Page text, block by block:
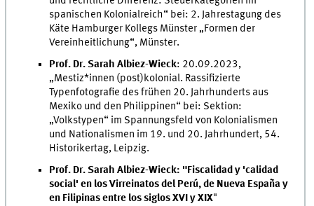
spanischen Kolonialreich“ bei: 2. Jahrestagung des
Käte Hamburger Kollegs Münster „Formen der
Vereinheitlichung“, Münster.
Prof. Dr. Sarah Albiez-Wieck: 20.09.2023,
„Mestiz*innen (post)kolonial. Rassifizierte
Typenfotografie des frühen 20. Jahrhunderts aus
Mexiko und den Philippinen“ bei: Sektion:
„Volkstypen“ im Spannungsfeld von Kolonialismen
und Nationalismen im 19. und 20. Jahrhundert, 54.
Historikertag, Leipzig.
Prof. Dr. Sarah Albiez-Wieck: "Fiscalidad y 'calidad
social' en los Virreinatos del Perú, de Nueva España y
en Filipinas entre los siglos XVI y XIX"